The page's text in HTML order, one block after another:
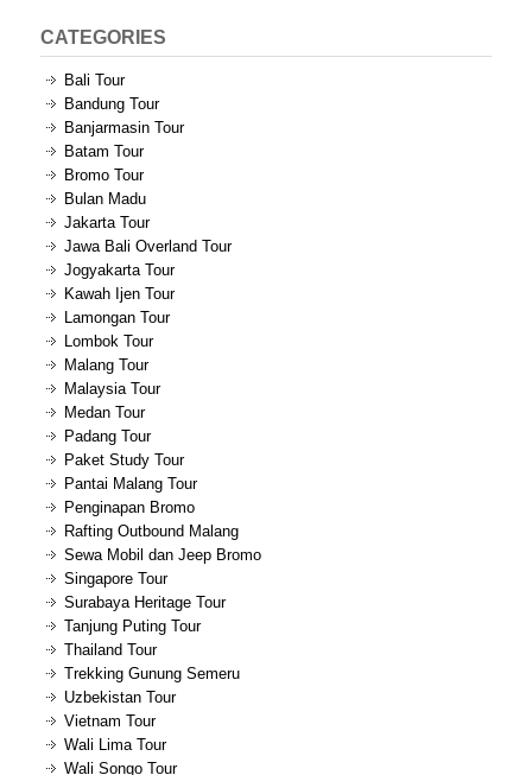
CATEGORIES
Bali Tour
Bandung Tour
Banjarmasin Tour
Batam Tour
Bromo Tour
Bulan Madu
Jakarta Tour
Jawa Bali Overland Tour
Jogyakarta Tour
Kawah Ijen Tour
Lamongan Tour
Lombok Tour
Malang Tour
Malaysia Tour
Medan Tour
Padang Tour
Paket Study Tour
Pantai Malang Tour
Penginapan Bromo
Rafting Outbound Malang
Sewa Mobil dan Jeep Bromo
Singapore Tour
Surabaya Heritage Tour
Tanjung Puting Tour
Thailand Tour
Trekking Gunung Semeru
Uzbekistan Tour
Vietnam Tour
Wali Lima Tour
Wali Songo Tour